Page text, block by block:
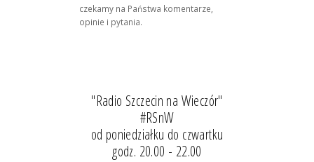
czekamy na Państwa komentarze,
opinie i pytania.
"Radio Szczecin na Wieczór"
#RSnW
od poniedziałku do czwartku
godz. 20.00 - 22.00